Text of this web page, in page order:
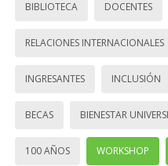
BIBLIOTECA DOCENTES
RELACIONES INTERNACIONALES
INGRESANTES INCLUSIÓN
BECAS BIENESTAR
100 AÑOS WORKSHOP